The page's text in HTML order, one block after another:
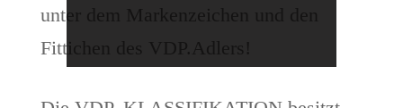
unter dem Markenzeichen und den
Fittichen des VDP.Adlers!